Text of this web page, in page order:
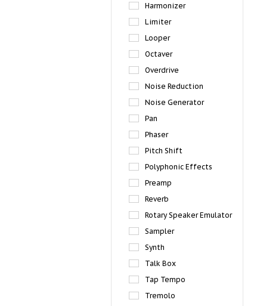
Harmonizer
Limiter
Looper
Octaver
Overdrive
Noise Reduction
Noise Generator
Pan
Phaser
Pitch Shift
Polyphonic Effects
Preamp
Reverb
Rotary Speaker Emulator
Sampler
Synth
Talk Box
Tap Tempo
Tremolo